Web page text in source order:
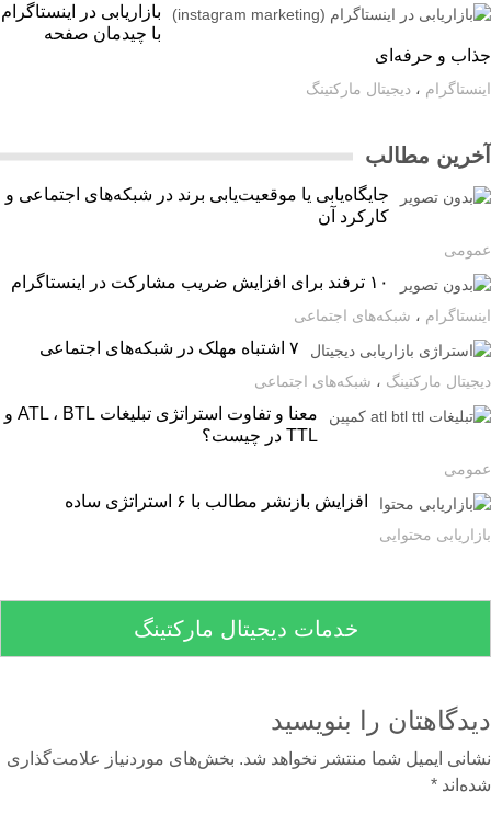
بازاریابی در اینستاگرام
با چیدمان صفحه
و حرفه‌ای
،دیجیتال مارکتینگ
مطالب
جایگاه‌یابی یا موقعیت‌یابی برند در شبکه‌های اجتماعی و
کارکرد آن
۱۰ ترفند برای افزایش ضریب مشارکت در اینستاگرام
،شبکه‌های اجتماعی
مارکتینگ،شبکه‌های اجتماعی
معنا و تفاوت استراتژی تبلیغات ATL ، BTL و
TTL در چیست؟
افزایش بازنشر مطالب با ۶ استراتژی ساده
محتوایی
خدمات دیجیتال مارکتینگ
را بنویسید
ایمیل شما منتشر نخواهد شد. بخش‌های موردنیاز علامت‌گذاری
*